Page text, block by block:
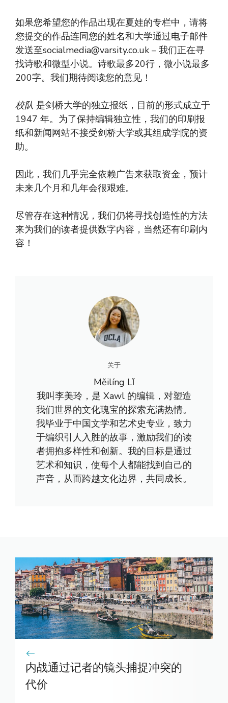
如果您希望您的作品出现在夏娃的专栏中，请将
您提交的作品连同您的姓名和大学通过电子邮件
发送至socialmedia@varsity.co.uk – 我们正在寻
找诗歌和微型小说。诗歌最多20行，微小说最多
200字。我们期待阅读您的意见！
校队 是剑桥大学的独立报纸，目前的形式成立于
1947 年。为了保持编辑独立性，我们的印刷报
纸和新闻网站不接受剑桥大学或其组成学院的资
助。
因此，我们几乎完全依赖广告来获取资金，预计
未来几个月和几年会很艰难。
尽管存在这种情况，我们仍将寻找创造性的方法
来为我们的读者提供数字内容，当然还有印刷内
容！
关于
Měilíng Lǐ
我叫李美玲，是 Xawl 的编辑，对塑造
我们世界的文化瑰宝的探索充满热情。
我毕业于中国文学和艺术史专业，致力
于编织引人入胜的故事，激励我们的读
者拥抱多样性和创新。我的目标是通过
艺术和知识，使每个人都能找到自己的
声音，从而跨越文化边界，共同成长。
内战通过记者的镜头捕捉冲突的
代价